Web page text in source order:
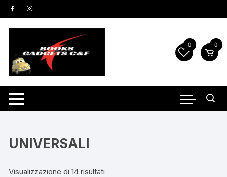
al
contenuto
0 0
UNIVERSALI
Visualizzazione di 14 risultati